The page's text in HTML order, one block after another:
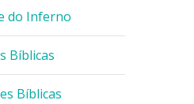
do Inferno
Bíblicas
Bíblicas